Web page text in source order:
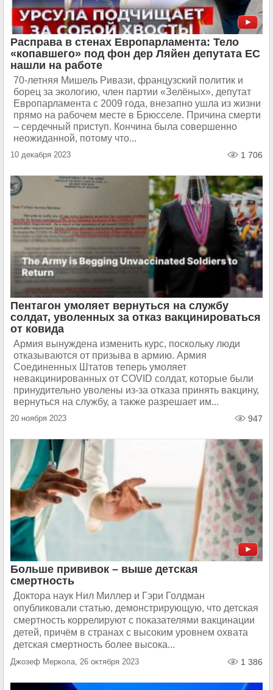
Расправа в стенах Европарламента: Тело
«копавшего» под фон дер Ляйен депутата ЕС
нашли на работе
70-летняя Мишель Ривази, французский политик и
борец за экологию, член партии «Зелёных», депутат
Европарламента с 2009 года, внезапно ушла из жизни
прямо на рабочем месте в Брюсселе. Причина смерти
– сердечный приступ. Кончина была совершенно
неожиданной, потому что...
10 декабря 2023 1 706
Пентагон умоляет вернуться на службу
солдат, уволенных за отказ вакцинироваться
от ковида
Армия вынуждена изменить курс, поскольку люди
отказываются от призыва в армию. Армия
Соединенных Штатов теперь умоляет
невакцинированных от COVID солдат, которые были
принудительно уволены из-за отказа принять вакцину,
вернуться на службу, а также разрешает им...
20 ноября 2023 947
Больше прививок – выше детская
смертность
Доктора наук Нил Миллер и Гэри Голдман
опубликовали статью, демонстрирующую, что детская
смертность коррелируют с показателями вакцинации
детей, причём в странах с высоким уровнем охвата
детская смертность более высока...
Джозеф Меркола, 26 октября 2023 1 386